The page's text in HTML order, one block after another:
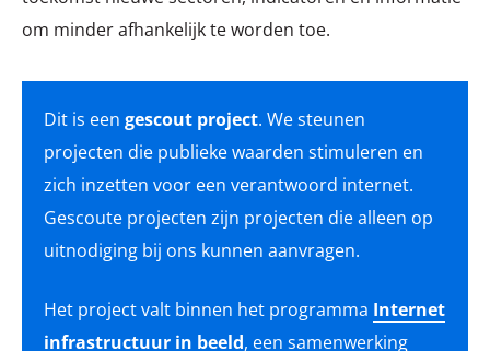
om minder afhankelijk te worden toe.
Dit is een gescout project. We steunen
projecten die publieke waarden stimuleren en
zich inzetten voor een verantwoord internet.
Gescoute projecten zijn projecten die alleen op
uitnodiging bij ons kunnen aanvragen.
Het project valt binnen het programma Internet
infrastructuur in beeld, een samenwerking